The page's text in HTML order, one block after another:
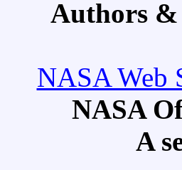
Authors &
NASA Web
NASA
A